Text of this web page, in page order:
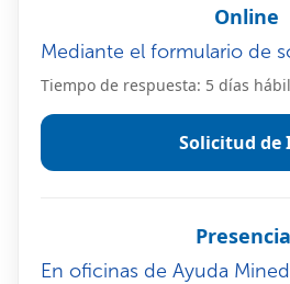
Online
Mediante el formulario de
Tiempo de respuesta: 5 días
Solicitud de
En oficinas de Ayuda